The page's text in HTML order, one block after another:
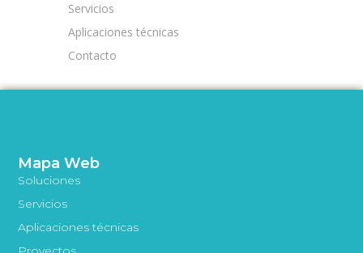
Servicios
Aplicaciones técnicas
Contacto
Mapa Web
Soluciones
Servicios
Aplicaciones técnicas